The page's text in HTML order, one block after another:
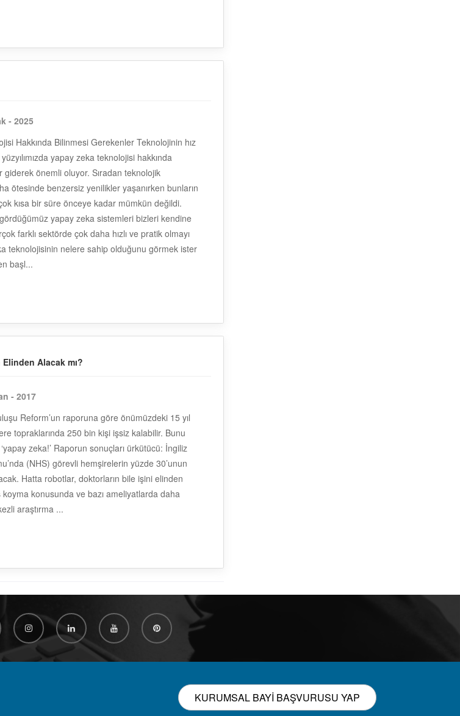
- 2025
Hakkında Bilinmesi Gerekenler Teknolojinin hız
yapay zeka teknolojisi hakkında
önemli oluyor. Sıradan teknolojik
ötesinde benzersiz yenilikler yaşanırken bunların
kısa bir süre önceye kadar mümkün değildi.
yapay zeka sistemleri bizleri kendine
farklı sektörde çok daha hızlı ve pratik olmayı
teknolojisinin nelere sahip olduğunu görmek ister
başl...
Alacak mı?
- 2017
Reform’un raporuna göre önümüzdeki 15 yıl
topraklarında 250 bin kişi işsiz kalabilir. Bunu
zeka!’ Raporun sonuçları ürkütücü: İngiliz
(NHS) görevli hemşirelerin yüzde 30’unun
Hatta robotlar, doktorların bile işini elinden
konusunda ve bazı ameliyatlarda daha
araştırma ...
KURUMSAL BAYİ BAŞVURUSU YAP